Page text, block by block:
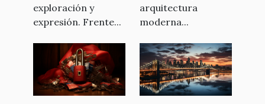
exploración y
expresión. Frente...
arquitectura
moderna...